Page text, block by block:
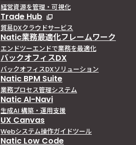
経営資源を管理・可視化
Trade Hub
貿易DXクラウドサービス
Natic業務最適化フレームワーク
エンドツーエンドで業務を最適化
バックオフィスDX
バックオフィスDXソリューション
Natic BPM Suite
業務プロセス管理システム
Natic AI-Navi
生成AI 構築・運用支援
UX Canvas
Webシステム操作ガイドツール
Natic Low Code